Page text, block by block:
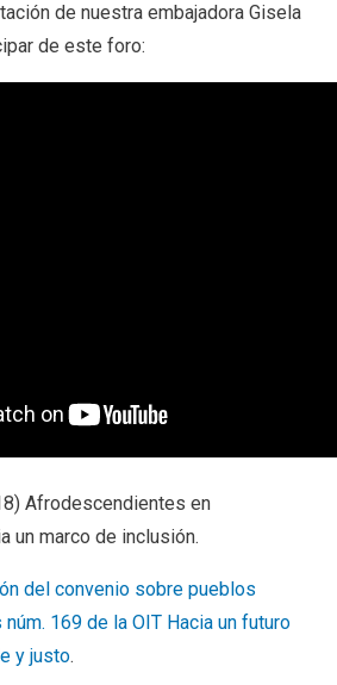
de nuestra embajadora Gisela
de este foro:
Afrodescendientes en
un marco de inclusión.
del convenio sobre pueblos
169 de la OIT Hacia un futuro
y justo.